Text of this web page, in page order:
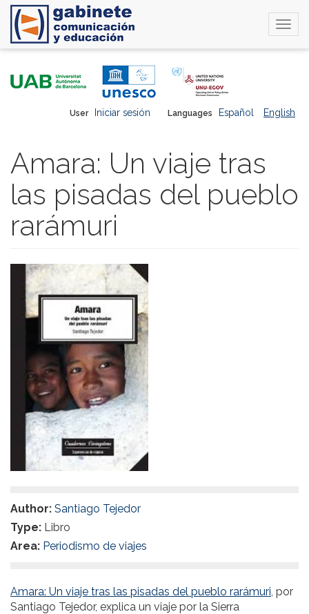
Languages Español English
User Iniciar sesión
Amara: Un viaje tras
las pisadas del pueblo
rarámuri
Author: Santiago Tejedor
Type: Libro
Area: Periodismo de viajes
Amara: Un viaje tras las pisadas del pueblo rarámuri, por
Santiago Tejedor, explica un viaje por la Sierra